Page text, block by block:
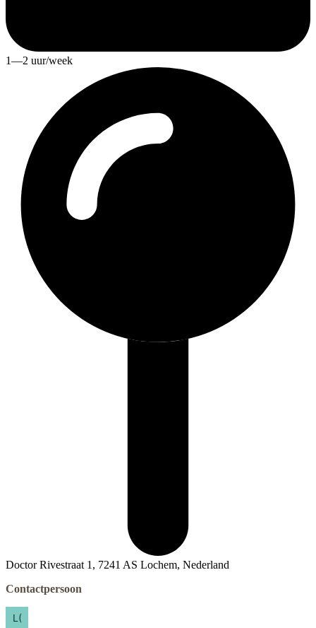
1—2 uur/week
Doctor Rivestraat 1, 7241 AS Lochem, Nederland
Contactpersoon